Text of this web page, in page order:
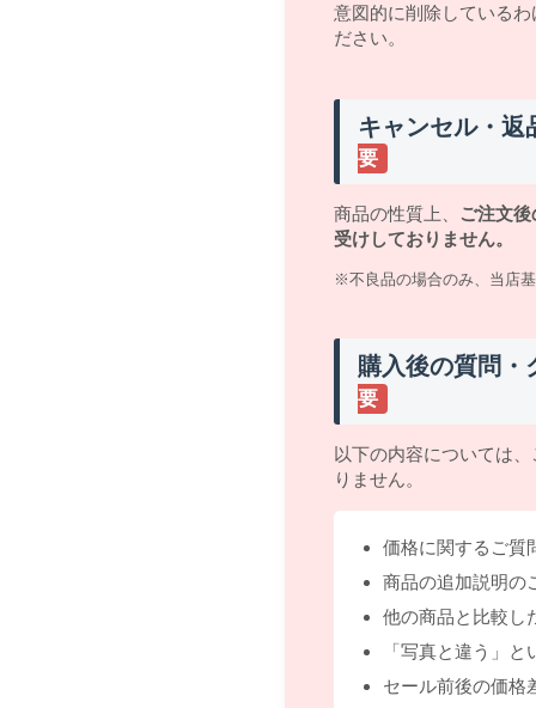
意図的に削除している
ださい。
キャンセル・返
要
商品の性質上、 ご注文
受けしておりません。
※不良品の場合のみ、当店
購入後の質問・
要
以下の内容については
りません。
価格に関するご質
商品の追加説明の
他の商品と比較し
「写真と違う」
セール前後の価格